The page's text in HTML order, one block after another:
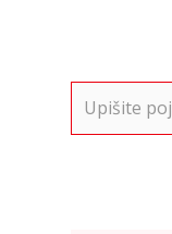
for: